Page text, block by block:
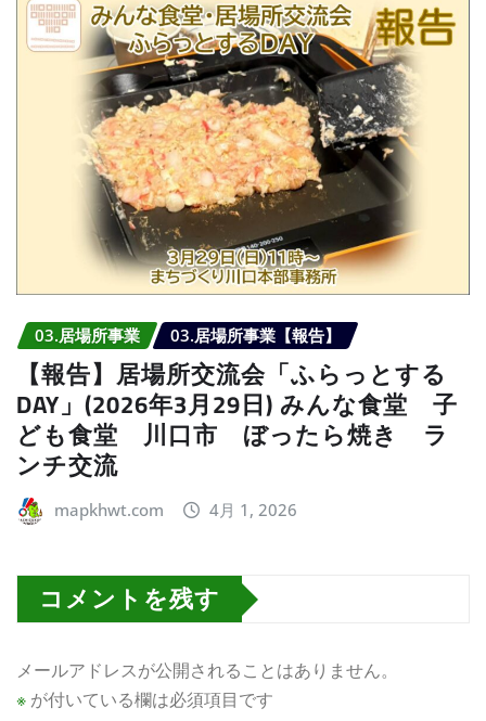
03.居場所事業 03.居場所事業【報告】
【報告】居場所交流会「ふらっとする
DAY」(2026年3月29日) みんな食堂 子
ども食堂 川口市 ぼったら焼き ラ
ンチ交流
mapkhwt.com 4月 1, 2026
コメントを残す
メールアドレスが公開されることはありません。
※ が付いている欄は必須項目です